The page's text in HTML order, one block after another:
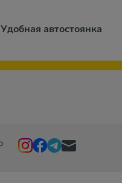
Удобная автостоянка